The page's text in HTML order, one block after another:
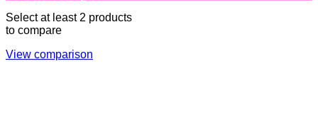
Select at least 2 products
to compare
View comparison